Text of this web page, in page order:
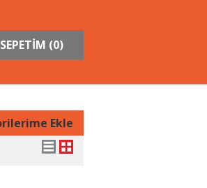
SEPETİM (0)
Ekle